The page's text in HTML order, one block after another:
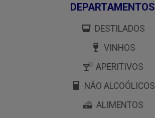
DEPARTAMENTOS
DESTILADOS
VINHOS
APERITIVOS
NÃO ALCOÓLICOS
ALIMENTOS